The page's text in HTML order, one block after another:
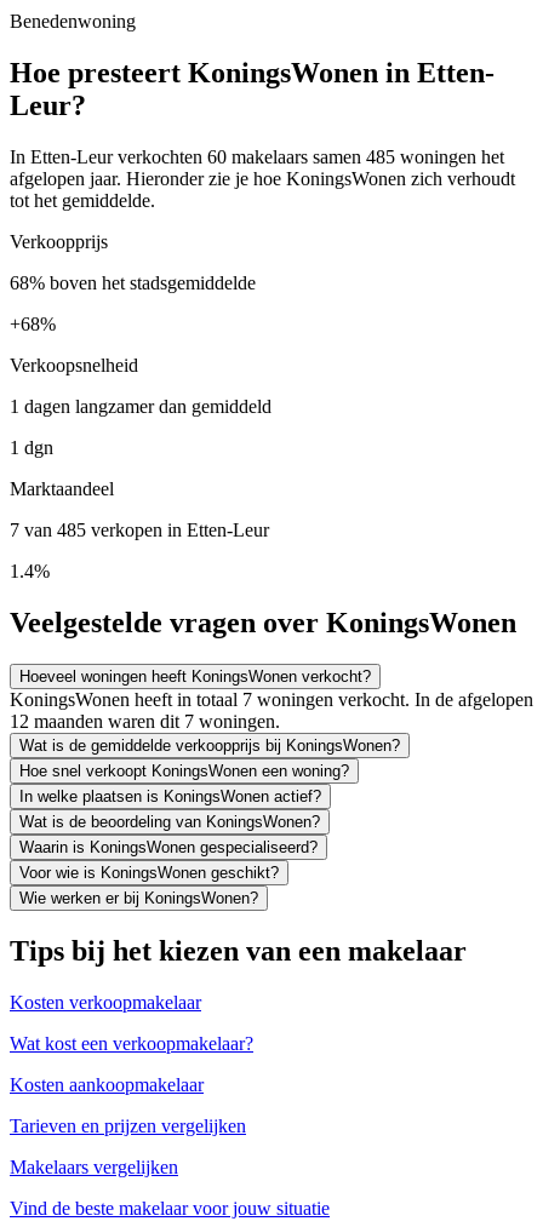
Benedenwoning
Hoe presteert KoningsWonen in Etten-
Leur?
In Etten-Leur verkochten 60 makelaars samen 485 woningen het
afgelopen jaar. Hieronder zie je hoe KoningsWonen zich verhoudt
tot het gemiddelde.
Verkoopprijs
68% boven het stadsgemiddelde
+68%
Verkoopsnelheid
1 dagen langzamer dan gemiddeld
1 dgn
Marktaandeel
7 van 485 verkopen in Etten-Leur
1.4%
Veelgestelde vragen over KoningsWonen
Hoeveel woningen heeft KoningsWonen verkocht?
KoningsWonen heeft in totaal 7 woningen verkocht. In de afgelopen
12 maanden waren dit 7 woningen.
Wat is de gemiddelde verkoopprijs bij KoningsWonen?
Hoe snel verkoopt KoningsWonen een woning?
In welke plaatsen is KoningsWonen actief?
Wat is de beoordeling van KoningsWonen?
Waarin is KoningsWonen gespecialiseerd?
Voor wie is KoningsWonen geschikt?
Wie werken er bij KoningsWonen?
Tips bij het kiezen van een makelaar
Kosten verkoopmakelaar
Wat kost een verkoopmakelaar?
Kosten aankoopmakelaar
Tarieven en prijzen vergelijken
Makelaars vergelijken
Vind de beste makelaar voor jouw situatie